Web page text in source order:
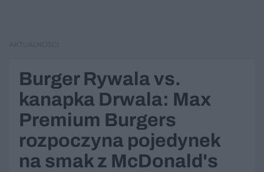
Burger Rywala vs.
kanapka Drwala: Max
Premium Burgers
rozpoczyna pojedynek
na smak z McDonald's